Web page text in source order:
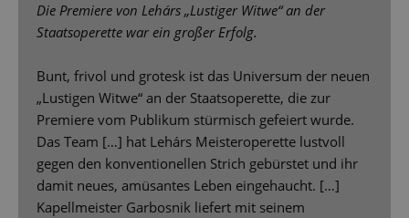
Die Premiere von Lehárs „Lustiger Witwe“ an der
Staatsoperette war ein großer Erfolg.
Bunt, frivol und grotesk ist das Universum der neuen
„Lustigen Witwe“ an der Staatsoperette, die zur
Premiere vom Publikum stürmisch gefeiert wurde.
Das Team […] hat Lehárs Meisteroperette lustvoll
gegen den konventionellen Strich gebürstet und ihr
damit neues, amüsantes Leben eingehaucht. […]
Kapellmeister Garbosnik liefert mit seinem